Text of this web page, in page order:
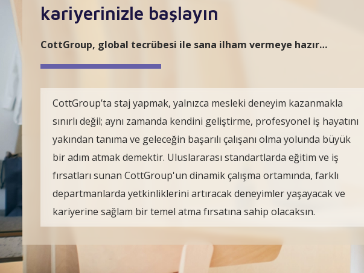
kariyerinizle başlayın
CottGroup, global tecrübesi ile sana ilham vermeye hazır…
CottGroup’ta staj yapmak, yalnızca mesleki deneyim kazanmakla
sınırlı değil; aynı zamanda kendini geliştirme, profesyonel iş hayatını
yakından tanıma ve geleceğin başarılı çalışanı olma yolunda büyük
bir adım atmak demektir. Uluslararası standartlarda eğitim ve iş
fırsatları sunan CottGroup'un dinamik çalışma ortamında, farklı
departmanlarda yetkinliklerini artıracak deneyimler yaşayacak ve
kariyerine sağlam bir temel atma fırsatına sahip olacaksın.